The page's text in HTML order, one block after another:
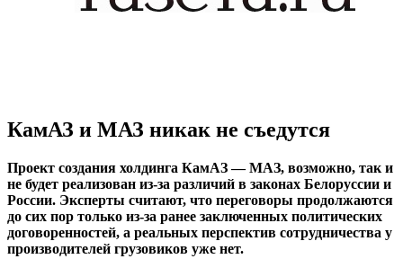
КамАЗ и МАЗ никак не съедутся
Проект создания холдинга КамАЗ — МАЗ, возможно, так и
не будет реализован из-за различий в законах Белоруссии и
России. Эксперты считают, что переговоры продолжаются
до сих пор только из-за ранее заключенных политических
договоренностей, а реальных перспектив сотрудничества у
производителей грузовиков уже нет.